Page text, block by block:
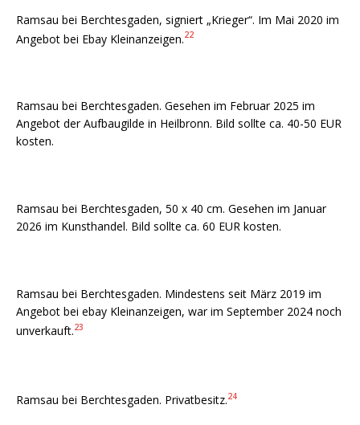
Ramsau bei Berchtesgaden, signiert „Krieger“. Im Mai 2020 im
Angebot bei Ebay Kleinanzeigen.22
Ramsau bei Berchtesgaden. Gesehen im Februar 2025 im
Angebot der Aufbaugilde in Heilbronn. Bild sollte ca. 40-50 EUR
kosten.
Ramsau bei Berchtesgaden, 50 x 40 cm. Gesehen im Januar
2026 im Kunsthandel. Bild sollte ca. 60 EUR kosten.
Ramsau bei Berchtesgaden. Mindestens seit März 2019 im
Angebot bei ebay Kleinanzeigen, war im September 2024 noch
unverkauft.23
Ramsau bei Berchtesgaden. Privatbesitz.24